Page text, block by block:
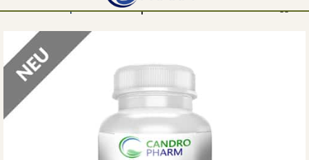
Start CBD Kapseln CBD Kapseln